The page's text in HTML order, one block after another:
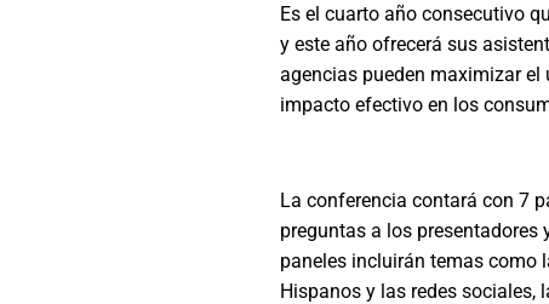
Es el cuarto año consecutivo
y este año ofrecerá sus
agencias pueden maximizar el
impacto efectivo en los
La conferencia contará con 7
preguntas a los presentadores
paneles incluirán temas como
Hispanos y las redes sociales,